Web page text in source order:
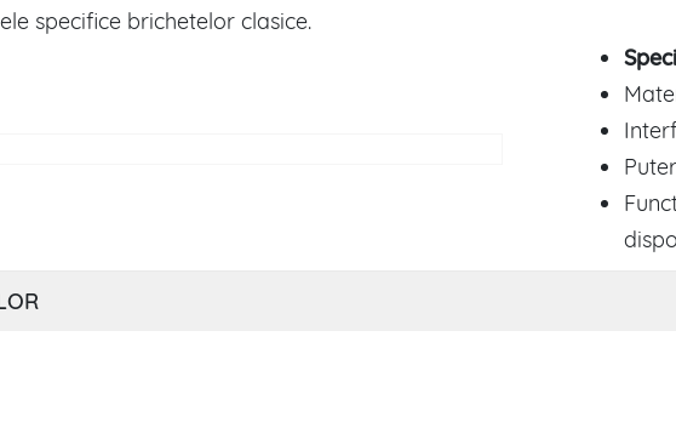
specifice brichetelor clasice.